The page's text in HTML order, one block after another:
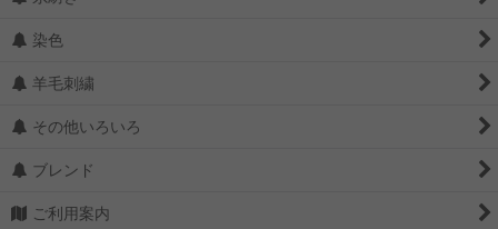
染色
羊毛刺繍
その他いろいろ
ブレンド
ご利用案内